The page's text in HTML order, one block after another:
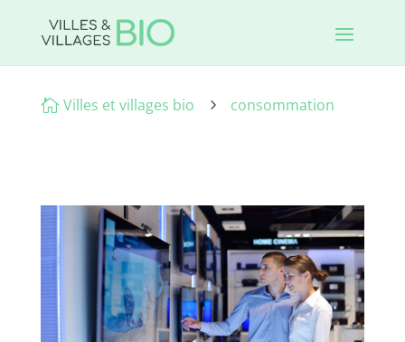
 Villes et villages bio 5 consommation